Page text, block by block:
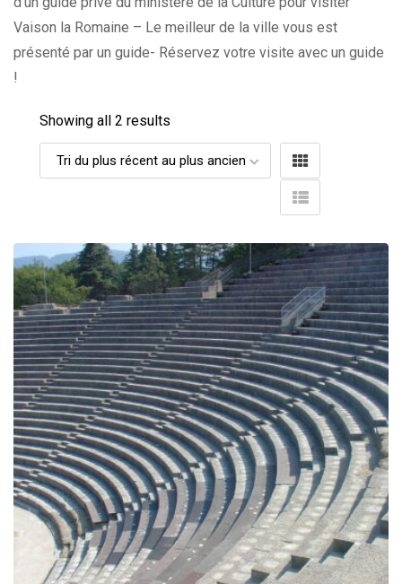
Vaison la Romaine – Le meilleur de la ville vous est
présenté par un guide- Réservez votre visite avec un guide
!
Showing all 2 results